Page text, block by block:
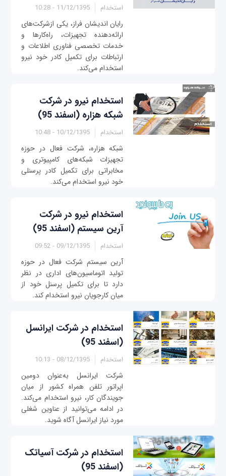
استخدام 11/12/1395 - 10:28
رایان اندیشان فراز، یکی ازشرکت‌های
ارائه‌دهنده تجهیزات، راه‌کارها و
خدمات تخصصی فناوری اطلاعات و
ارتباطات برای تکمیل کادر خود نیرو
استخدام می‌کند.
استخدام نیرو در شرکت
شبکه هزاره (اسفند 95)
استخدام 10/12/1395 - 10:48
شبکه هزاره، شرکت فعال در حوزه
تجهیزات شبکه‌های کامپیوتری و
مخابراتی برای تکمیل کادر پرسنلی
خود نیرو استخدام می‌کند.
استخدام نیرو در شرکت
آرین سیستم (اسفند 95)
استخدام 09/12/1395 - 09:52
آرین سیستم شرکت فعال در حوزه
تولید اتوماسیون‌های اداری در نظر
دارد تا برای تکمیل پرسنل خود از
میان کارجویان نیرو استخدام کند.
استخدام در شرکت ایرانسل
(اسفند 95)
استخدام 08/12/1395 - 10:13
شرکت ایرانسل به‌عنوان دومین
اپراتور تلفن همراه کشور از میان
جویندگان کار، نیرو استخدام می‌کند.
در ادامه می‌توانید از عناوین شغلی
مورد نیاز ایرانسل آگاه شوید.
استخدام در شرکت آسیاتک
(اسفند 95)